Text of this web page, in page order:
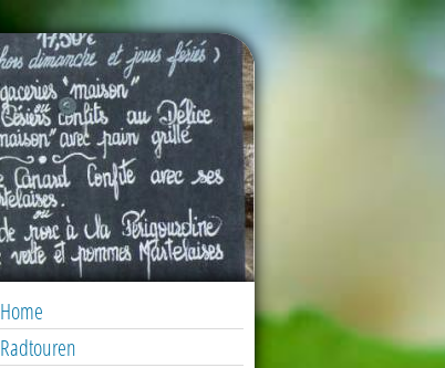
Home
Radtouren